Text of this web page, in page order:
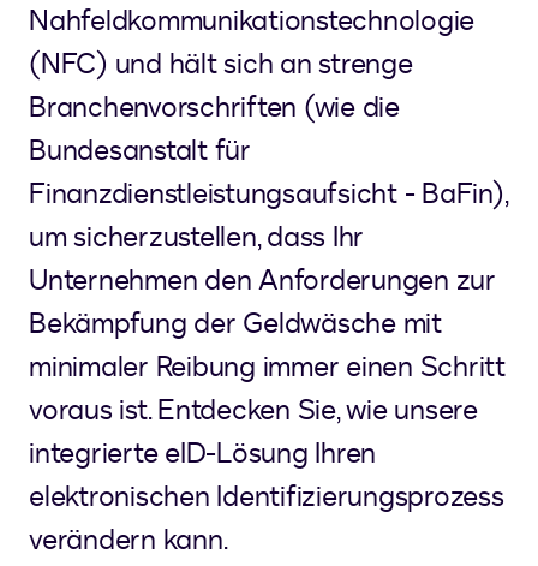
Nahfeldkommunikationstechnologie
(NFC) und hält sich an strenge
Branchenvorschriften (wie die
Bundesanstalt für
Finanzdienstleistungsaufsicht - BaFin),
um sicherzustellen, dass Ihr
Unternehmen den Anforderungen zur
Bekämpfung der Geldwäsche mit
minimaler Reibung immer einen Schritt
voraus ist. Entdecken Sie, wie unsere
integrierte eID-Lösung Ihren
elektronischen Identifizierungsprozess
verändern kann.